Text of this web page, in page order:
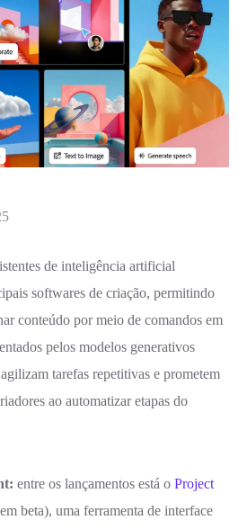
de inteligência artificial
softwares de criação, permitindo
conteúdo por meio de comandos em
pelos modelos generativos
tarefas repetitivas e prometem
ao automatizar etapas do
entre os lançamentos está o Project
beta), uma ferramenta de interface